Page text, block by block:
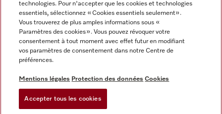
Informations légales
CGV
Conditions d’utilisation
Déclaration d'accessibilité
Digital Services Act
technologies. Pour n'accepter que les cookies et technologies
essentiels, sélectionnez « Cookies essentiels seulement».
Vous trouverez de plus amples informations sous «
Paramètres des cookies ». Vous pouvez révoquer votre
consentement à tout moment avec effet futur en modifiant
vos paramètres de consentement dans notre Centre de
préférences.
Mentions légales Protection des données Cookies
Accepter tous les cookies